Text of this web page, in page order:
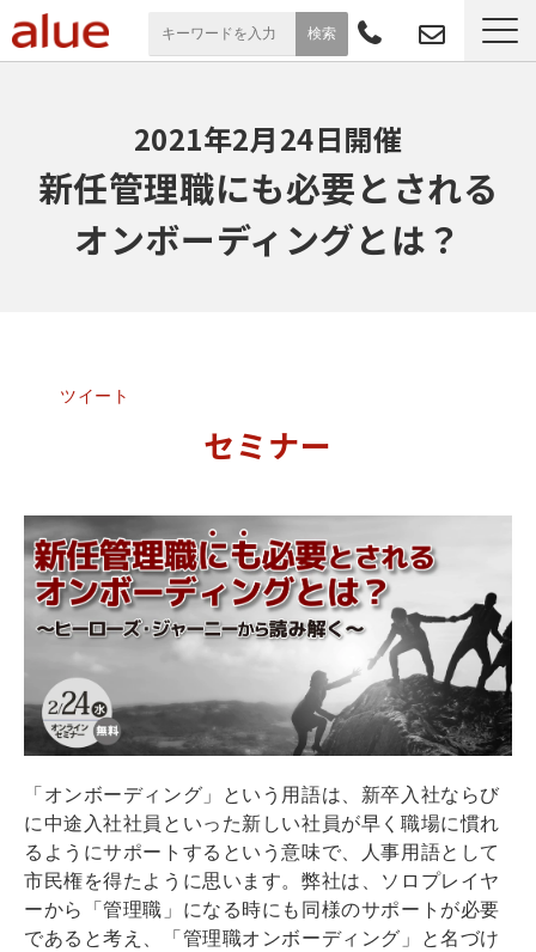
導入事例
お役立ち情報
2021年2月24日開催
新任管理職にも必要とされる
オンボーディングとは？
ツイート
セミナー
「オンボーディング」という用語は、新卒入社ならび
に中途入社社員といった新しい社員が早く職場に慣れ
るようにサポートするという意味で、人事用語として
市民権を得たように思います。弊社は、ソロプレイヤ
ーから「管理職」になる時にも同様のサポートが必要
であると考え、「管理職オンボーディング」と名づけ